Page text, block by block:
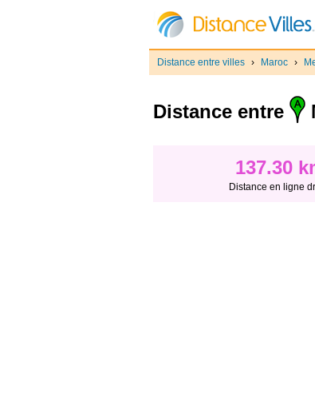
Distance entre villes › Maroc ›
Distance entre
137.30
Distance en ligne